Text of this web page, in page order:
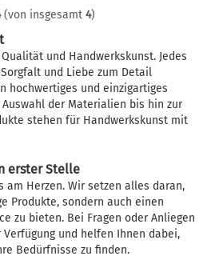
(von insgesamt 4)
und Handwerkskunst. Jedes
und Liebe zum Detail
hochwertiges und einzigartiges
der Materialien bis hin zur
stehen für Handwerkskunst mit
erster Stelle
Herzen. Wir setzen alles daran,
Produkte, sondern auch einen
zu bieten. Bei Fragen oder Anliegen
und helfen Ihnen dabei,
Bedürfnisse zu finden.